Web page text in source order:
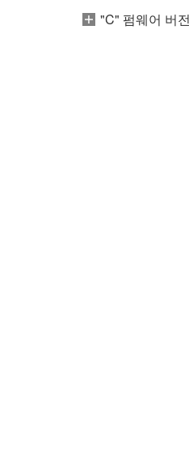
"C" 펌웨어 버